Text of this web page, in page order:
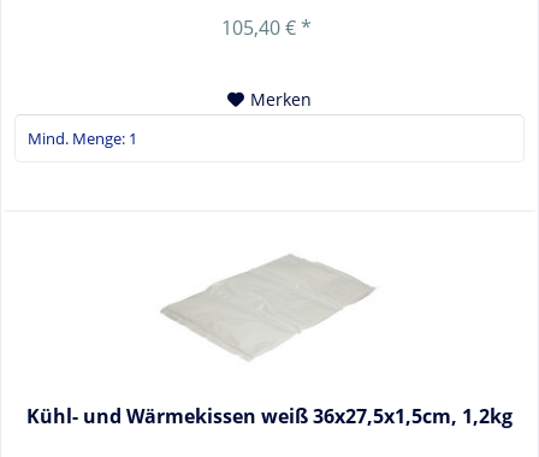
105,40 € *
Merken
Kühl- und Wärmekissen weiß 36x27,5x1,5cm, 1,2kg